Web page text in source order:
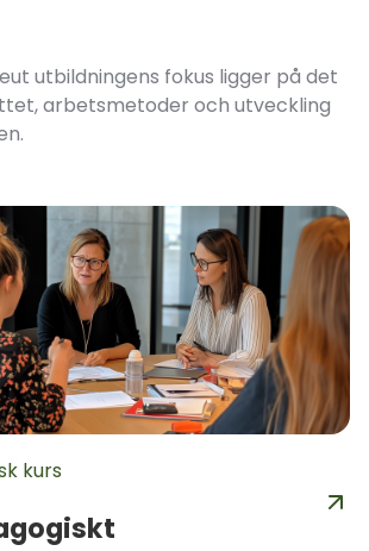
utbildningens fokus ligger på det
arbetsmetoder och utveckling
kurs